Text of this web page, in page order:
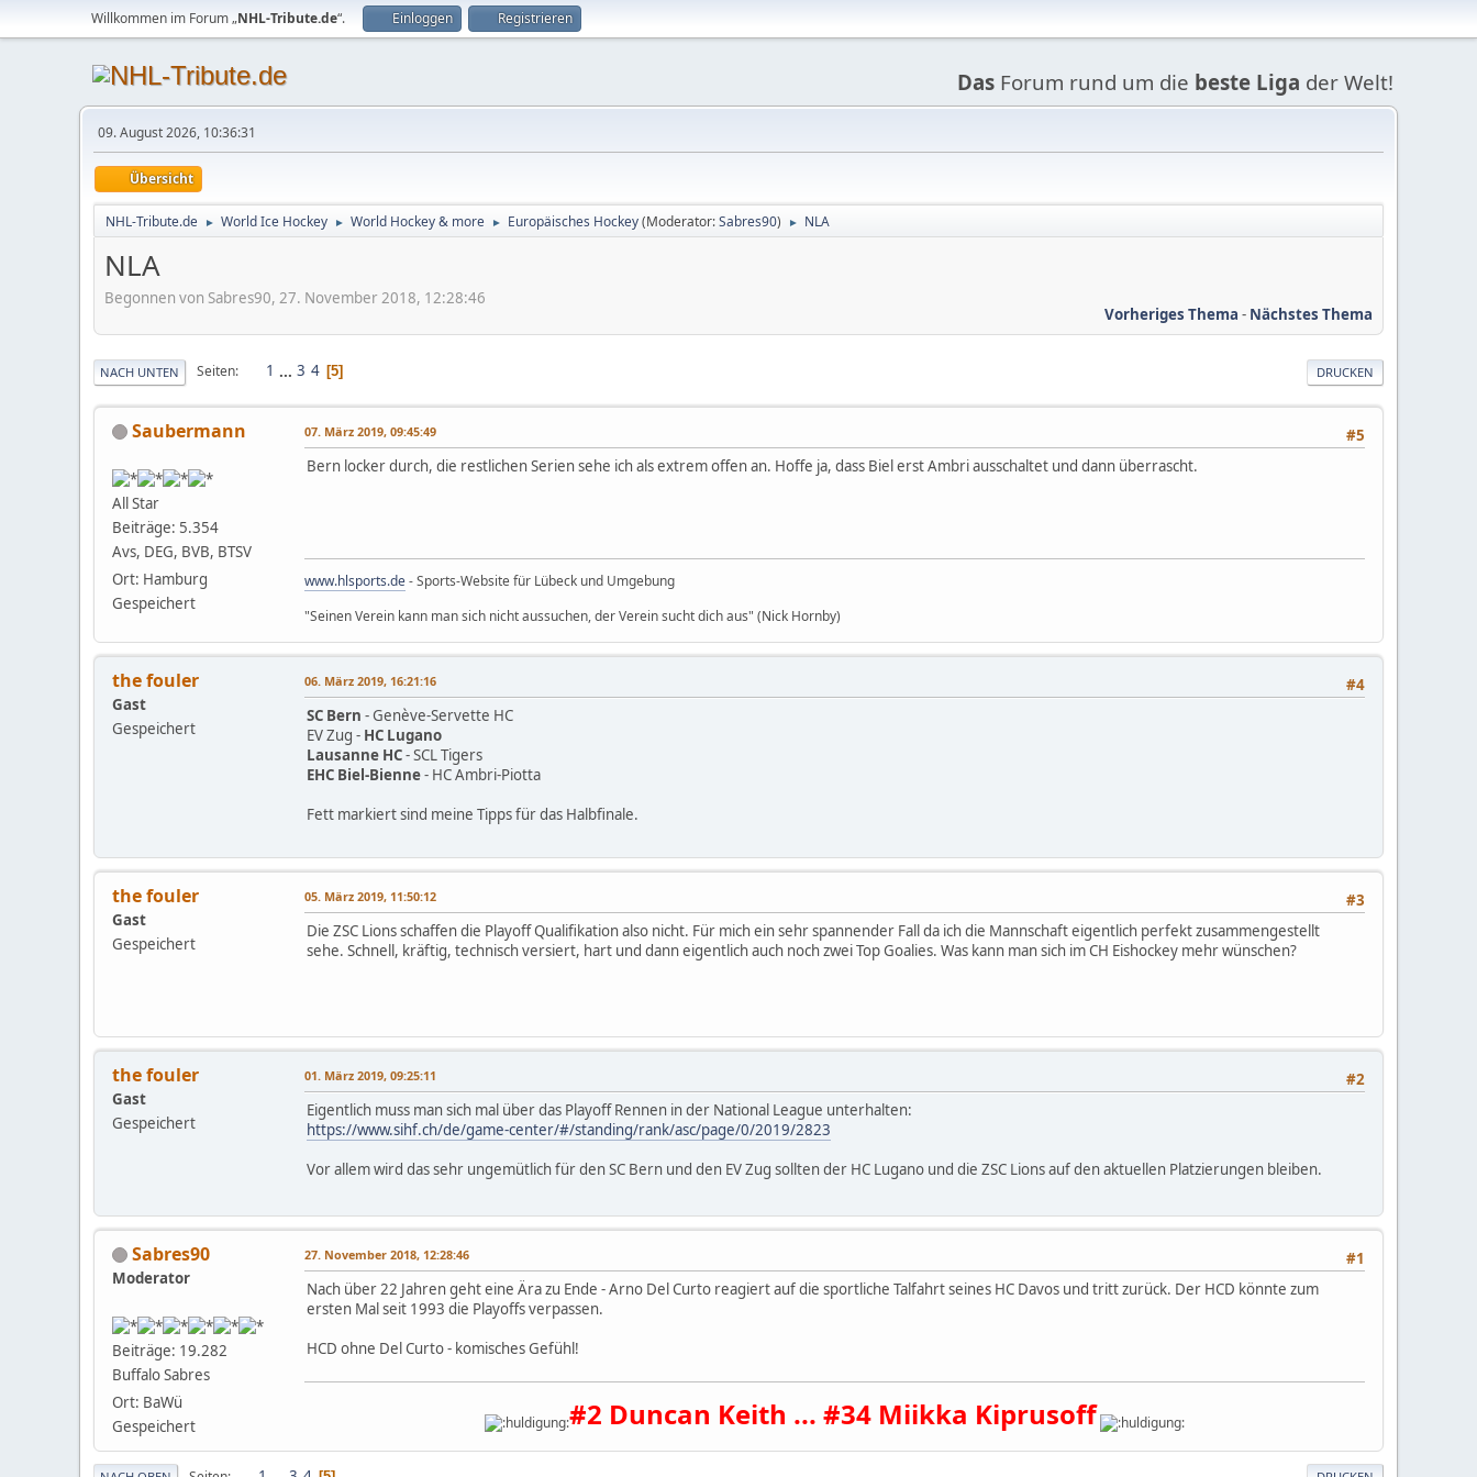
Willkommen im Forum „NHL-Tribute.de“. Einloggen Registrieren
Das Forum rund um die beste Liga der Welt!
09. August 2026, 10:36:31
Übersicht
NHL-Tribute.de ► World Ice Hockey ► World Hockey & more ► Europäisches Hockey(Moderator:Sabres90) ► NLA
NLA
Begonnen von Sabres90, 27. November 2018, 12:28:46
Vorheriges Thema - Nächstes Thema
DRUCKEN
NACH UNTEN Seiten 1 ... 3 4 5
Saubermann
All Star
Beiträge: 5.354
Avs, DEG, BVB, BTSV
Ort: Hamburg
Gespeichert
#5
07. März 2019, 09:45:49
Bern locker durch, die restlichen Serien sehe ich als extrem offen an. Hoffe ja, dass Biel erst Ambri ausschaltet und dann überrascht.
www.hlsports.de- Sports-Website für Lübeck und Umgebung
"Seinen Verein kann man sich nicht aussuchen, der Verein sucht dich aus" (Nick Hornby)
the fouler
Gast
Gespeichert
#4
06. März 2019, 16:21:16
SC Bern - Genève-Servette HC
EV Zug - HC Lugano
Lausanne HC- SCL Tigers
EHC Biel-Bienne- HC Ambri-Piotta
Fett markiert sind meine Tipps für das Halbfinale.
the fouler
Gast
Gespeichert
#3
05. März 2019, 11:50:12
Die ZSC Lions schaffen die Playoff Qualifikation also nicht. Für mich ein sehr spannender Fall da ich die Mannschaft eigentlich perfekt zusammengestellt
sehe. Schnell, kräftig, technisch versiert, hart und dann eigentlich auch noch zwei Top Goalies. Was kann man sich im CH Eishockey mehr wünschen?
the fouler
Gast
Gespeichert
#2
01. März 2019, 09:25:11
Eigentlich muss man sich mal über das Playoff Rennen in der National League unterhalten:
https://www.sihf.ch/de/game-center/#/standing/rank/asc/page/0/2019/2823
Vor allem wird das sehr ungemütlich für den SC Bern und den EV Zug sollten der HC Lugano und die ZSC Lions auf den aktuellen Platzierungen bleiben.
Sabres90
Moderator
Beiträge: 19.282
Buffalo Sabres
Ort: BaWü
Gespeichert
#1
27. November 2018, 12:28:46
Nach über 22 Jahren geht eine Ära zu Ende - Arno Del Curto reagiert auf die sportliche Talfahrt seines HC Davos und tritt zurück. Der HCD könnte zum
ersten Mal seit 1993 die Playoffs verpassen.
HCD ohne Del Curto - komisches Gefühl!
#2 Duncan Keith ... #34 Miikka Kiprusoff